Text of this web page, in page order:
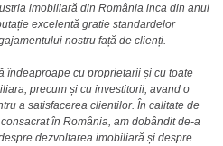
imobiliară din România inca din anul
excelentă gratie standardelor
nostru față de clienți.
îndeaproape cu proprietarii și cu toate
precum și cu investitorii, avand o
a satisfacerea clientilor. În calitate de
în România, am dobândit de-a
dezvoltarea imobiliară și despre